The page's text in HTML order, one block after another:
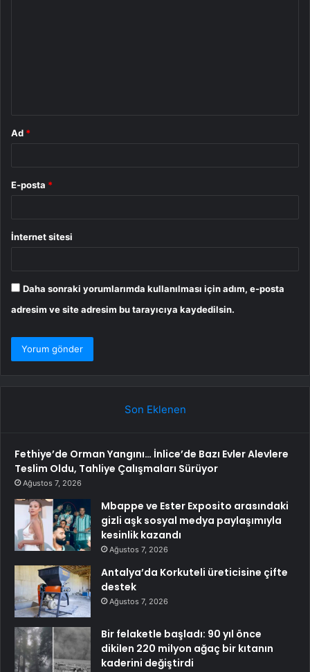
Ad *
E-posta *
İnternet sitesi
Daha sonraki yorumlarımda kullanılması için adım, e-posta
adresim ve site adresim bu tarayıcıya kaydedilsin.
Son Eklenen
Fethiye’de Orman Yangını… İnlice’de Bazı Evler Alevlere
Teslim Oldu, Tahliye Çalışmaları Sürüyor
Ağustos 7, 2026
Mbappe ve Ester Exposito arasındaki
gizli aşk sosyal medya paylaşımıyla
kesinlik kazandı
Ağustos 7, 2026
Antalya’da Korkuteli üreticisine çifte
destek
Ağustos 7, 2026
Bir felaketle başladı: 90 yıl önce
dikilen 220 milyon ağaç bir kıtanın
kaderini değiştirdi